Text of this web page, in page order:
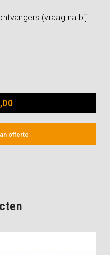
(vraag na bij
offerte